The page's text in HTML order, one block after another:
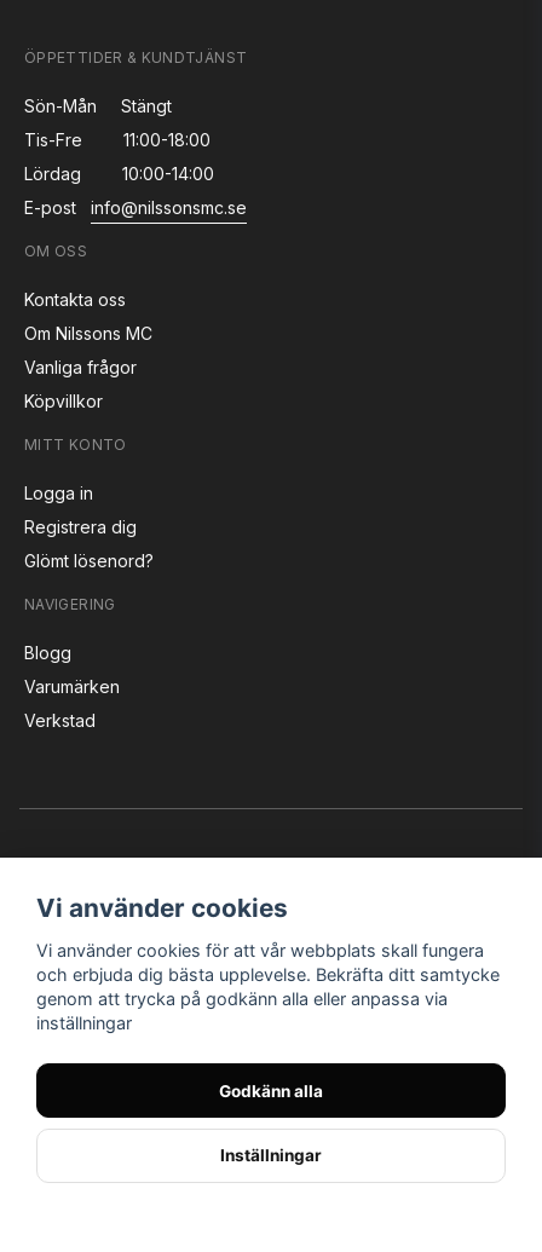
ÖPPETTIDER & KUNDTJÄNST
Sön-Mån
Stängt
Tis-Fre
11:00-18:00
Lördag
10:00-14:00
E-post
info@nilssonsmc.se
OM OSS
Kontakta oss
Om Nilssons MC
Vanliga frågor
Köpvillkor
MITT KONTO
Logga in
Registrera dig
Glömt lösenord?
NAVIGERING
Blogg
Varumärken
Verkstad
© Nilssons MC - Allt för dig & din MC
Instagram Facebook YouTube
Vi använder cookies
Vi använder cookies för att vår webbplats skall fungera
och erbjuda dig bästa upplevelse. Bekräfta ditt samtycke
genom att trycka på godkänn alla eller anpassa via
inställningar
Godkänn alla
Inställningar